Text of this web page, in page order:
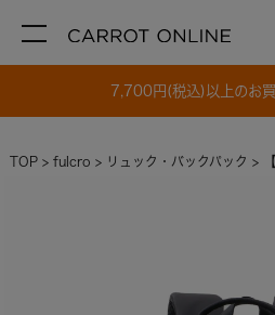
7,700円(税込)以上のお
TOP fulcro リュック・バックパック